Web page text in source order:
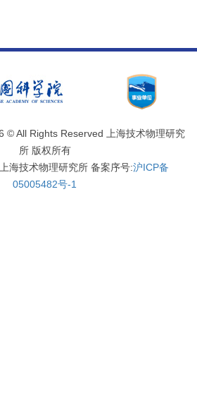
© All Rights Reserved 上海技术物理研究
所 版权所有
海技术物理研究所 备案序号:沪ICP备
05005482号-1